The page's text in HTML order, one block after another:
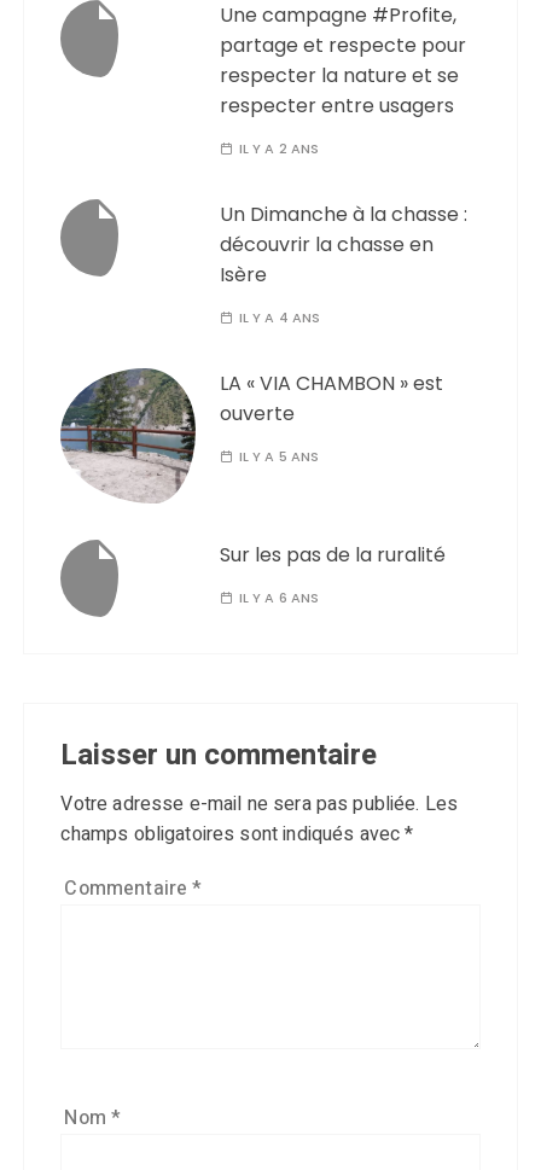
Une campagne #Profite,
partage et respecte pour
respecter la nature et se
respecter entre usagers
IL Y A 2 ANS
Un Dimanche à la chasse :
découvrir la chasse en
Isère
IL Y A 4 ANS
LA « VIA CHAMBON » est
ouverte
IL Y A 5 ANS
Sur les pas de la ruralité
IL Y A 6 ANS
Laisser un commentaire
Votre adresse e-mail ne sera pas publiée. Les
champs obligatoires sont indiqués avec*
Commentaire*
Nom*